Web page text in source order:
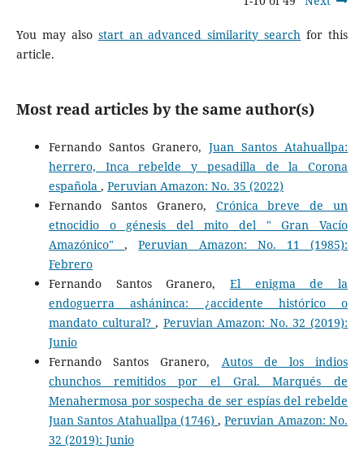
You may also start an advanced similarity search for this
article.
Most read articles by the same author(s)
Fernando Santos Granero,Juan Santos Atahuallpa:
herrero, Inca rebelde y pesadilla de la Corona
española , Peruvian Amazon: No. 35 (2022)
Fernando Santos Granero, Crónica breve de un
etnocidio o génesis del mito del " Gran Vacío
Amazónico",Peruvian Amazon: No. 11 (1985):
Febrero
Fernando Santos Granero, El enigma de la
endoguerra asháninca: ¿accidente histórico o
mandato cultural?, Peruvian Amazon: No. 32 (2019):
Junio
Fernando Santos Granero, Autos de los indios
chunchos remitidos por el Gral. Marqués de
Menahermosa por sospecha de ser espías del rebelde
Juan Santos Atahuallpa (1746),Peruvian Amazon: No.
32 (2019): Junio